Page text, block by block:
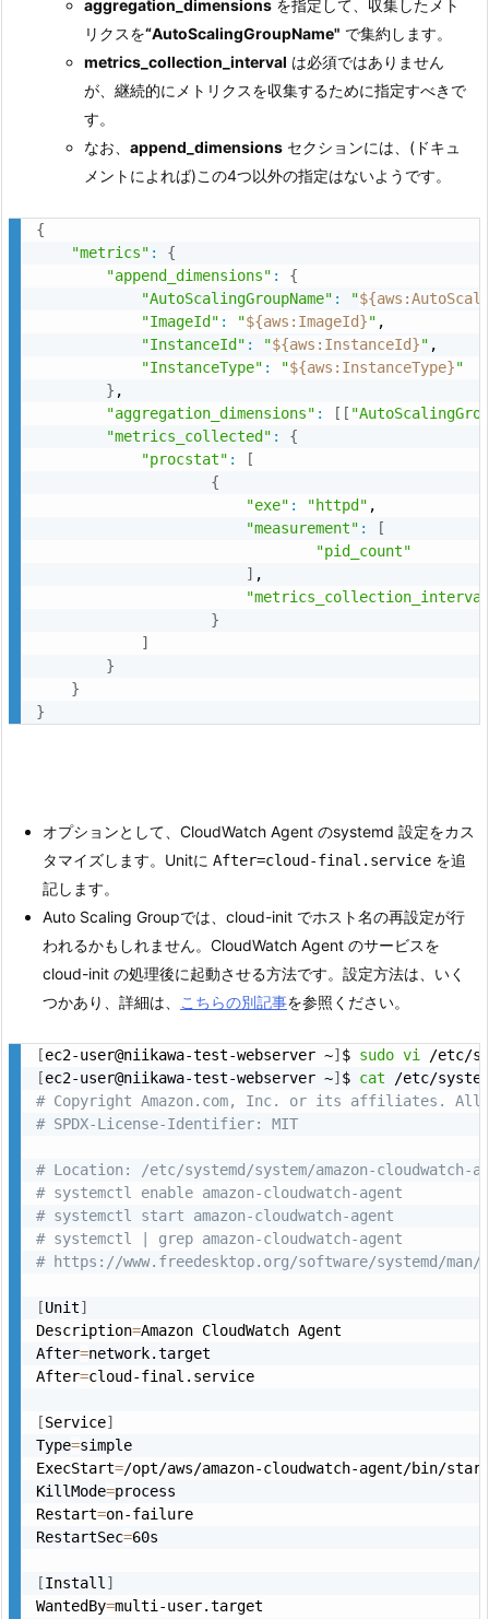
aggregation_dimensions を指定して、収集したメト
リクスを“AutoScalingGroupName" で集約します。
metrics_collection_interval は必須ではありません
が、継続的にメトリクスを収集するために指定すべきで
す。
なお、append_dimensions セクションには、(ドキュ
メントによれば)この4つ以外の指定はないようです。
{
"metrics" :
{
"append_dimensions" :
{
"AutoScalingGroupName" : "
"ImageId" : "${aws:ImageId}" ,
"InstanceId" : "${aws:InstanceId}" ,
"InstanceType" : "${aws:InstanceType}"
} ,
"aggregation_dimensions" : [ [
"metrics_collected" :
{
"procstat" :
[
{
"exe" : "httpd" ,
"measurement" :
[
"pid_count"
] ,
}
]
}
}
}
オプションとして、CloudWatch Agent のsystemd 設定をカス
タマイズします。Unitに After=cloud-final.service を追
記します。
Auto Scaling Groupでは、cloud-init でホスト名の再設定が行
われるかもしれません。CloudWatch Agent のサービスを
cloud-init の処理後に起動させる方法です。設定方法は、いく
つかあり、詳細は、
こちらの別記事を参照ください。
[ec2-user@niikawa-test-webserver ~] $ sudo vi
[ec2-user@niikawa-test-webserver ~] $ cat
# Copyright Amazon.com, Inc. or its affiliates. All
# SPDX-License-Identifier: MIT
# Location: /etc/systemd/system/amazon-cloudwatch-
# systemctl enable amazon-cloudwatch-agent
# systemctl start amazon-cloudwatch-agent
# systemctl | grep amazon-cloudwatch-agent
# https://www.freedesktop.org/software/systemd/
[Unit]
Description=Amazon CloudWatch Agent
After=network.target
After=cloud-final.service
[Service]
Type=simple
ExecStart=/opt/aws/amazon-cloudwatch-agent/bin/
KillMode=process
Restart=on-failure
RestartSec=60s
[Install ]
WantedBy=